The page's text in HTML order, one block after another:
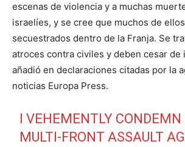
escenas de violencia y a muchas
israelíes, y se cree que muchos de
secuestrados dentro de la Franja. Se
atroces contra civiles y deben cesar de
añadió en declaraciones citadas por la
noticias Europa Press.
I VEHEMENTLY
MULTI-FRONT ASSAULT